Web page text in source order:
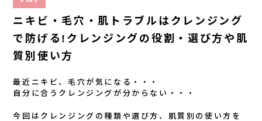
ニキビ・毛穴・肌トラブルはクレンジング
で防げる!クレンジングの役割・選び方や肌
質別使い方
最近ニキビ、毛穴が気になる・・・
自分に合うクレンジングが分からない・・・
今回はクレンジングの種類や選び方、肌質別の使い方を